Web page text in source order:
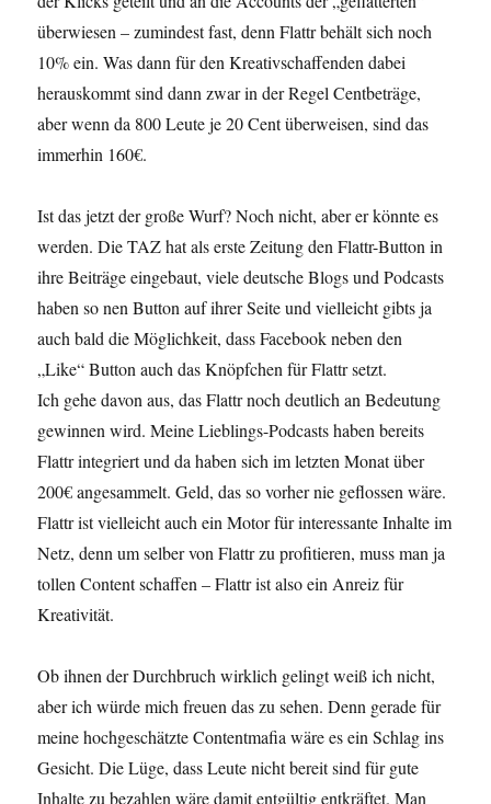
überwiesen – zumindest fast, denn Flattr behält sich noch
10% ein. Was dann für den Kreativschaffenden dabei
herauskommt sind dann zwar in der Regel Centbeträge,
aber wenn da 800 Leute je 20 Cent überweisen, sind das
immerhin 160€.
Ist das jetzt der große Wurf? Noch nicht, aber er könnte es
werden. Die TAZ hat als erste Zeitung den Flattr-Button in
ihre Beiträge eingebaut, viele deutsche Blogs und Podcasts
haben so nen Button auf ihrer Seite und vielleicht gibts ja
auch bald die Möglichkeit, dass Facebook neben den
„Like“ Button auch das Knöpfchen für Flattr setzt.
Ich gehe davon aus, das Flattr noch deutlich an Bedeutung
gewinnen wird. Meine Lieblings-Podcasts haben bereits
Flattr integriert und da haben sich im letzten Monat über
200€ angesammelt. Geld, das so vorher nie geflossen wäre.
Flattr ist vielleicht auch ein Motor für interessante Inhalte im
Netz, denn um selber von Flattr zu profitieren, muss man ja
tollen Content schaffen – Flattr ist also ein Anreiz für
Kreativität.
Ob ihnen der Durchbruch wirklich gelingt weiß ich nicht,
aber ich würde mich freuen das zu sehen. Denn gerade für
meine hochgeschätzte Contentmafia wäre es ein Schlag ins
Gesicht. Die Lüge, dass Leute nicht bereit sind für gute
Inhalte zu bezahlen wäre damit entgültig entkräftet. Man